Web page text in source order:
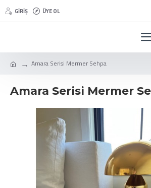
GIRIŞ ÜYE OL
Amara Serisi Mermer Sehpa
Amara Serisi Mermer